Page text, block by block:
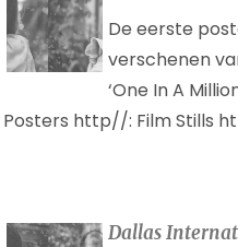
De eerste
verschenen
‘One In A
Posters http//: Film Stills
Dallas